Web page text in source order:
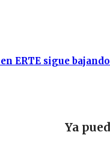
ERTE sigue
Ya